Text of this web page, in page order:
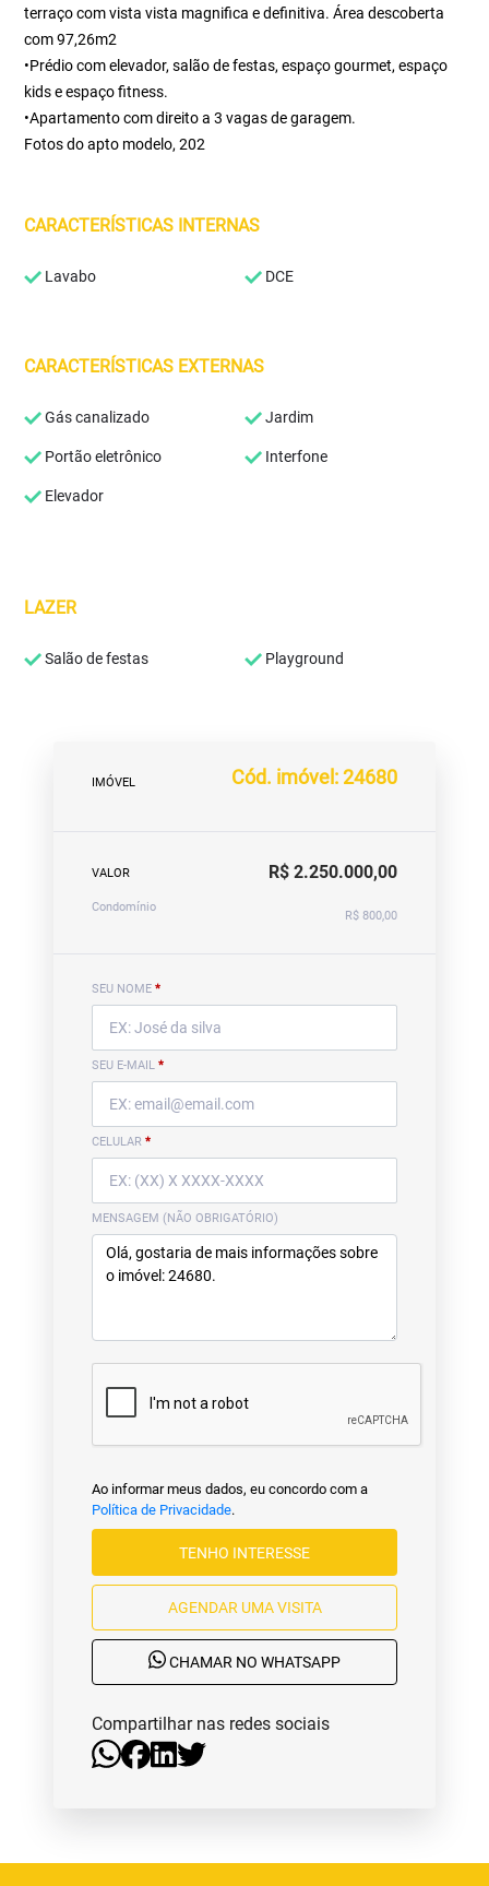
terraço com vista vista magnifica e definitiva. Área descoberta
com 97,26m2
•Prédio com elevador, salão de festas, espaço gourmet, espaço
kids e espaço fitness.
•Apartamento com direito a 3 vagas de garagem.
Fotos do apto modelo, 202
CARACTERÍSTICAS INTERNAS
Lavabo DCE
CARACTERÍSTICAS EXTERNAS
Gás canalizado Jardim
Portão eletrônico Interfone
Elevador
LAZER
Salão de festas Playground
IMÓVEL Cód. imóvel: 24680
VALOR R$ 2.250.000,00
Condomínio
R$ 800,00
SEU NOME *
SEU E-MAIL *
CELULAR *
MENSAGEM (NÃO OBRIGATÓRIO)
Ao informar meus dados, eu concordo com a
Política de Privacidade.
TENHO INTERESSE
AGENDAR UMA VISITA
CHAMAR NO WHATSAPP
Compartilhar nas redes sociais